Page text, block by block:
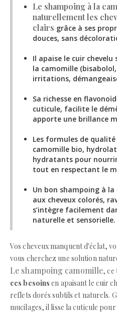
Le shampoing à la
naturellement les
clairs grâce à ses
douces, sans
Il apaise le cuir
la camomille
irritations,
Sa richesse en
cuticule, facilite le
apporte une brillance
Les formules de
camomille bio,
hydratants pour
tout en respectant le
Un bon shampoing à
aux cheveux colorés,
s’intègre facilement
naturelle et sensorielle.
Vos cheveux manquent d'éclat,
vous cherchez une solution
Le shampoing camomille, ce
ces besoins en apaisant le cuir
reflets dorés subtils et naturels.
mucilages, il lisse la cuticule